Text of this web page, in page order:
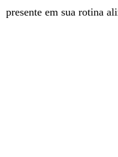
presente em sua rotina